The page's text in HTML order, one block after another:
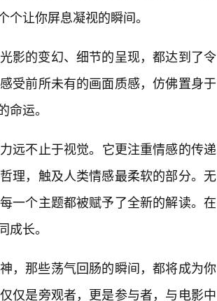
让你屏息凝视的瞬间。
影的变幻、细节的呈现，都达到了令
受前所未有的画面质感，仿佛置身于
运。
远不止于视觉。它更注重情感的传递
理，触及人类情感最柔软的部分。无
一个主题都被赋予了全新的解读。在
长。
，那些荡气回肠的瞬间，都将成为你
仅是旁观者，更是参与者，与电影中